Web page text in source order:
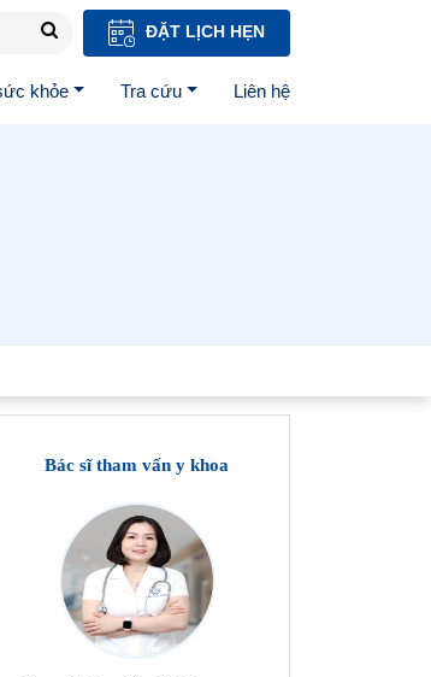
ĐẶT LỊCH HẸN
khỏe Tra cứu Liên hệ
Bác sĩ tham vấn y khoa